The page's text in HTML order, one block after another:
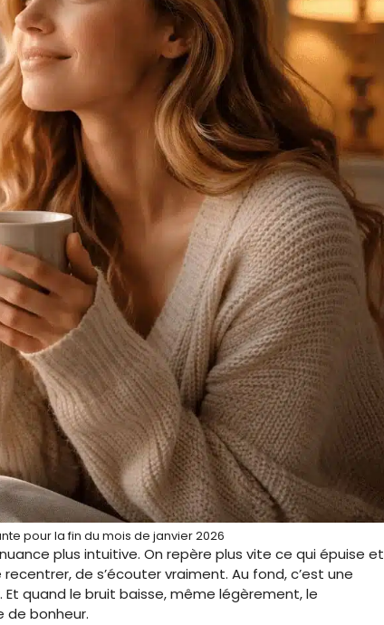
pour la fin du mois de janvier 2026
plus intuitive. On repère plus vite ce qui épuise et
de s’écouter vraiment. Au fond, c’est une
quand le bruit baisse, même légèrement, le
de bonheur.